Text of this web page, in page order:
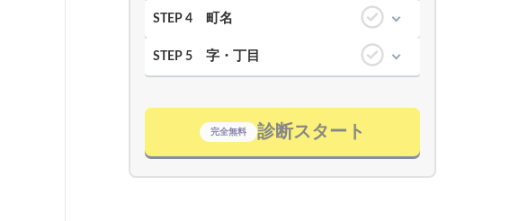
STEP 4 町名
STEP 5 字・丁目
完全無料 診断スタート